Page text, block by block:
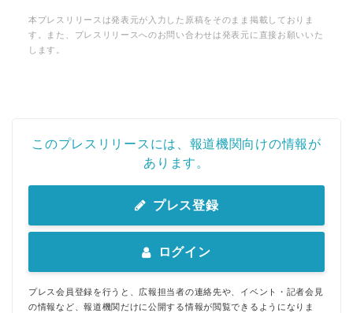
本プレスリリースは発表元が入力した原稿をそのまま掲載しておりま
す。また、プレスリリースへのお問い合わせは発表元に直接お願いいた
します。
このプレスリリースには、報道機関向けの情報が
あります。
プレス登録
ログイン
プレス会員登録を行うと、広報担当者の連絡先や、イベント・記者会見
の情報など、報道機関だけに公開する情報が閲覧できるようになりま